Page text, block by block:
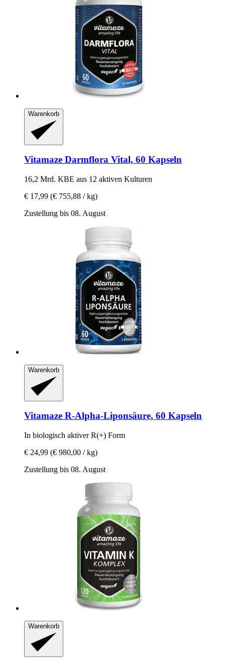
Warenkorb
Vitamaze Darmflora Vital, 60 Kapseln
16,2 Mrd. KBE aus 12 aktiven Kulturen
€ 17,99 (€ 755,88 / kg)
Zustellung bis 08. August
Warenkorb
Vitamaze R-​Alpha-​Liponsäure, 60 Kapseln
In biologisch aktiver R(+) Form
€ 24,99 (€ 980,00 / kg)
Zustellung bis 08. August
Warenkorb